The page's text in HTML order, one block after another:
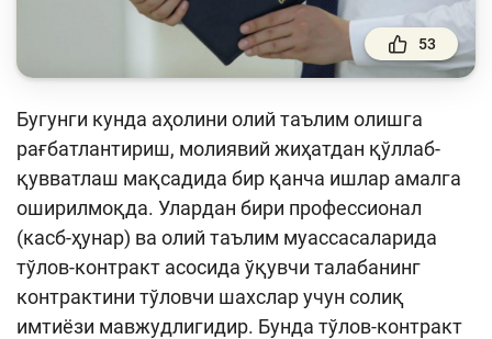
Банк хизматлари истеъмолчилари
Тадбиркорлик
Ўқув қўлланмалар
Лойиҳалар
Интерактив хизматлар
Фотогалерея
Лойиҳа ҳақида
53
Бугунги кунда аҳолини олий таълим олишга
рағбатлантириш, молиявий жиҳатдан қўллаб-
қувватлаш мақсадида бир қанча ишлар амалга
оширилмоқда. Улардан бири профессионал
(касб-ҳунар) ва олий таълим муассасаларида
тўлов-контракт асосида ўқувчи талабанинг
контрактини тўловчи шахслар учун солиқ
имтиёзи мавжудлигидир. Бунда тўлов-контракт